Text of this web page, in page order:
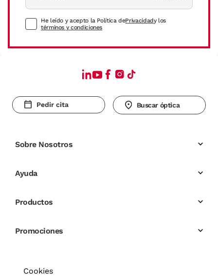
He leído y acepto la Política dePrivacidady los
términos y condiciones
Pedir cita Buscar óptica
Sobre Nosotros
Ayuda
Productos
Promociones
Cookies